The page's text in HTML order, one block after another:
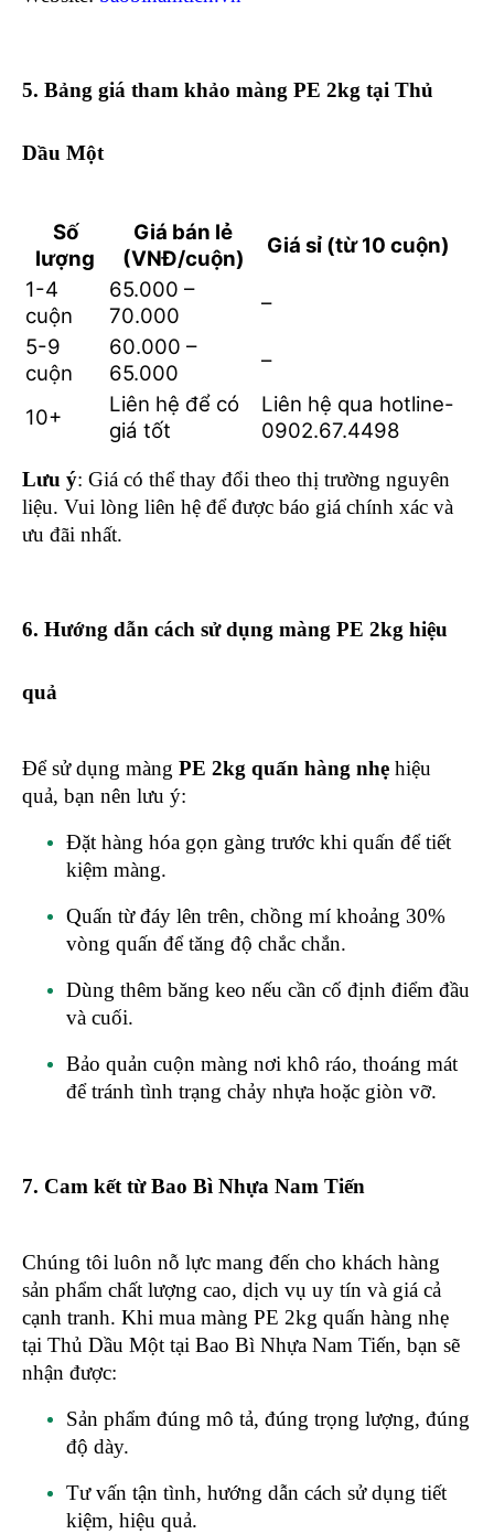
5. Bảng giá tham khảo màng PE 2kg tại Thủ
Dầu Một
Số
lượng
Giá bán lẻ
(VNĐ/cuộn)
Giá sỉ (từ 10 cuộn)
1-4
cuộn
65.000 –
70.000
–
5-9
cuộn
60.000 –
65.000
–
10+
Liên hệ để có
giá tốt
Liên hệ qua hotline-
0902.67.4498
Lưu ý: Giá có thể thay đổi theo thị trường nguyên
liệu. Vui lòng liên hệ để được báo giá chính xác và
ưu đãi nhất.
6. Hướng dẫn cách sử dụng màng PE 2kg hiệu
quả
Để sử dụng màng PE 2kg quấn hàng nhẹ hiệu
quả, bạn nên lưu ý:
Đặt hàng hóa gọn gàng trước khi quấn để tiết
kiệm màng.
Quấn từ đáy lên trên, chồng mí khoảng 30%
vòng quấn để tăng độ chắc chắn.
Dùng thêm băng keo nếu cần cố định điểm đầu
và cuối.
Bảo quản cuộn màng nơi khô ráo, thoáng mát
để tránh tình trạng chảy nhựa hoặc giòn vỡ.
7. Cam kết từ Bao Bì Nhựa Nam Tiến
Chúng tôi luôn nỗ lực mang đến cho khách hàng
sản phẩm chất lượng cao, dịch vụ uy tín và giá cả
cạnh tranh. Khi mua màng PE 2kg quấn hàng nhẹ
tại Thủ Dầu Một tại Bao Bì Nhựa Nam Tiến, bạn sẽ
nhận được:
Sản phẩm đúng mô tả, đúng trọng lượng, đúng
độ dày.
Tư vấn tận tình, hướng dẫn cách sử dụng tiết
kiệm, hiệu quả.